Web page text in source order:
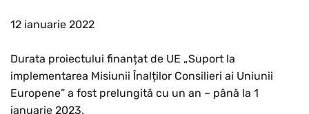
12 ianuarie 2022
Durata proiectului finanțat de UE „Suport la
implementarea Misiunii Înalților Consilieri ai Uniunii
Europene” a fost prelungită cu un an – până la 1
ianuarie 2023.